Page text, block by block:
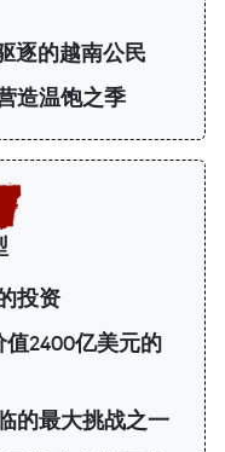
逐的越南公民
造温饱之季
投资
值2400亿美元的
的最大挑战之一